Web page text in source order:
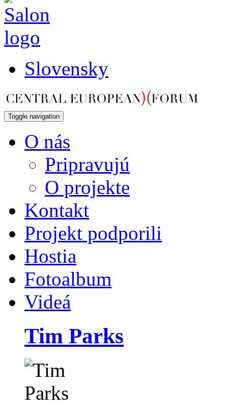
Slovensky
Toggle navigation
O nás
Pripravujú
O projekte
Kontakt
Projekt podporili
Hostia
Fotoalbum
Videá
Tim Parks